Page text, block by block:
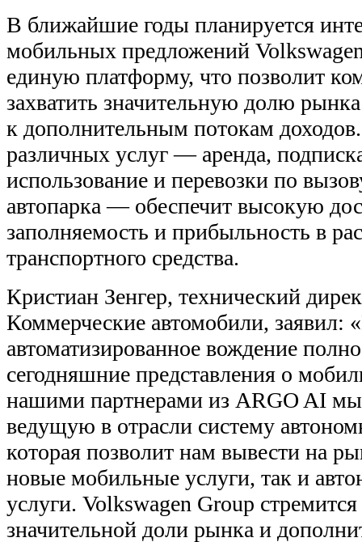
В ближайшие годы планируется
мобильных предложений
единую платформу, что позволит
захватить значительную долю
к дополнительным потокам
различных услуг — аренда,
использование и перевозки по
автопарка — обеспечит высокую
заполняемость и прибыльность в
транспортного средства.
Кристиан Зенгер, технический
Коммерческие автомобили, заявил:
автоматизированное вождение
сегодняшние представления о
нашими партнерами из ARGO AI мы
ведущую в отрасли систему
которая позволит нам вывести на
новые мобильные услуги, так и
услуги. Volkswagen Group
значительной доли рынка и